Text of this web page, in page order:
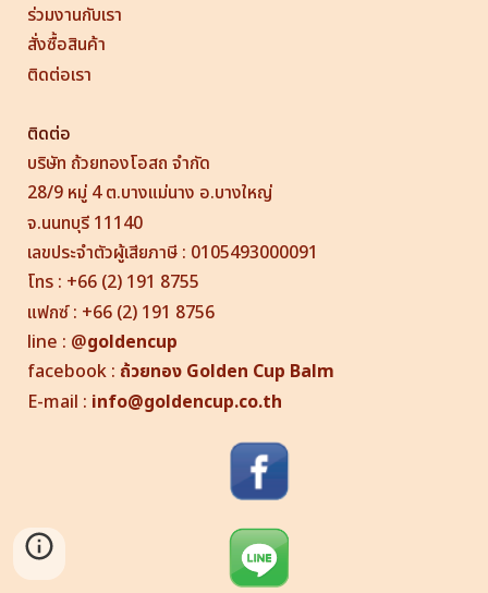
ร่วมงานกับเรา
สั่งซื้อสินค้า
ติดต่อเรา
ติดต่อ
บริษัท ถ้วยทองโอสถ จำกัด
28/9 หมู่ 4 ต.บางแม่นาง อ.บางใหญ่
จ.นนทบุรี 11140
เลขประจำตัวผู้เสียภาษี : 0105493000091
โทร : +66 (2) 191 8755
แฟกซ์ : +66 (2) 191 8756
line : @goldencup
facebook : ถ้วยทอง Golden Cup Balm
E-mail : info@goldencup.co.th